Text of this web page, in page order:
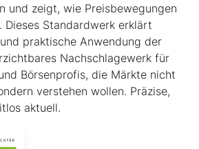
und zeigt, wie Preisbewegungen
Dieses Standardwerk erklärt
praktische Anwendung der
Nachschlagewerk für
Börsenprofis, die Märkte nicht
verstehen wollen. Präzise,
aktuell.